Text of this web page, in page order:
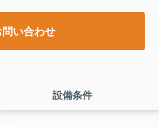
い合わせ
設備条件